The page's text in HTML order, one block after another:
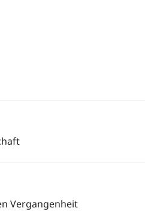
Vergangenheit